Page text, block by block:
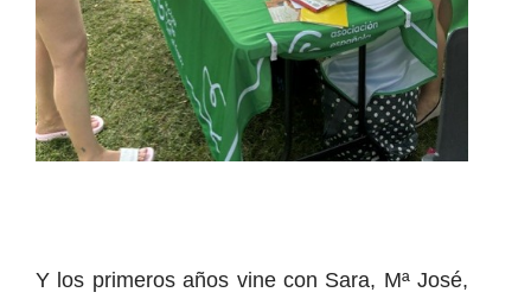
Y los primeros años vine con Sara, Mª José,